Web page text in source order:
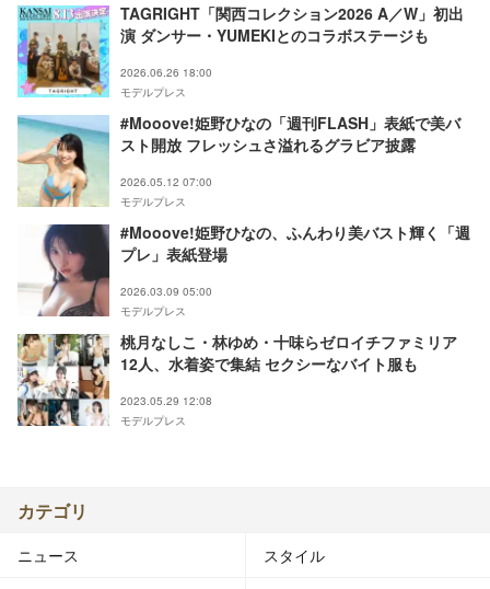
TAGRIGHT「関西コレクション2026 A／W」初出
演 ダンサー・YUMEKIとのコラボステージも
2026.06.26 18:00
モデルプレス
#Mooove!姫野ひなの「週刊FLASH」表紙で美バ
スト開放 フレッシュさ溢れるグラビア披露
2026.05.12 07:00
モデルプレス
#Mooove!姫野ひなの、ふんわり美バスト輝く「週
プレ」表紙登場
2026.03.09 05:00
モデルプレス
桃月なしこ・林ゆめ・十味らゼロイチファミリア
12人、水着姿で集結 セクシーなバイト服も
2023.05.29 12:08
モデルプレス
カテゴリ
ニュース スタイル